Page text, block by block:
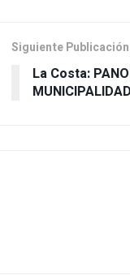
Siguiente Publicación
La Costa: